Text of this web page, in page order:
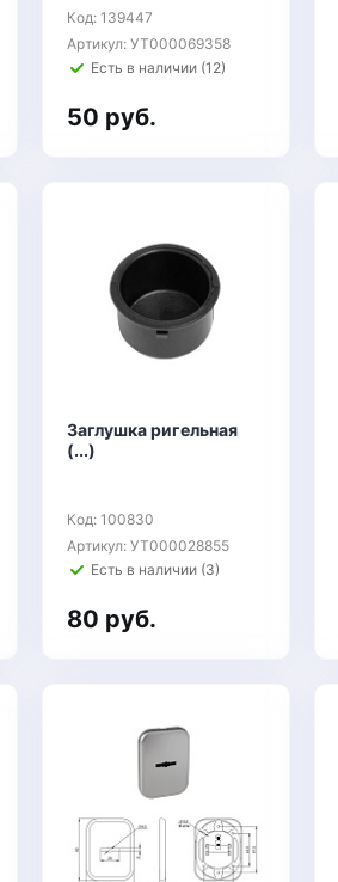
Код: 139447
Артикул: УТ000069358
Есть в наличии (12)
50 руб.
Заглушка ригельная
(...)
Код: 100830
Артикул: УТ000028855
Есть в наличии (3)
80 руб.